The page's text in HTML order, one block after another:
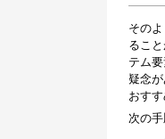
その
るこ
テム
疑念
おすす
次の